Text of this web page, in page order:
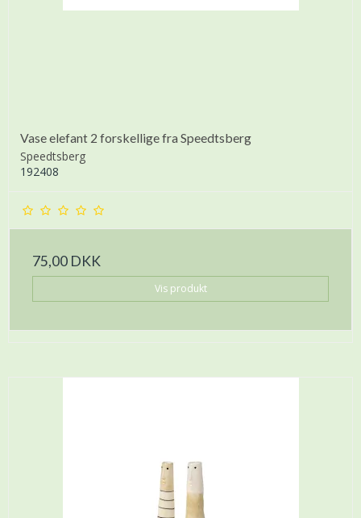
Vase elefant 2 forskellige fra Speedtsberg
Speedtsberg
192408
75,00 DKK
Vis produkt